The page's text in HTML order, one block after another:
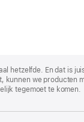
hetzelfde. En dat is
kunnen we producten
tegemoet te komen.